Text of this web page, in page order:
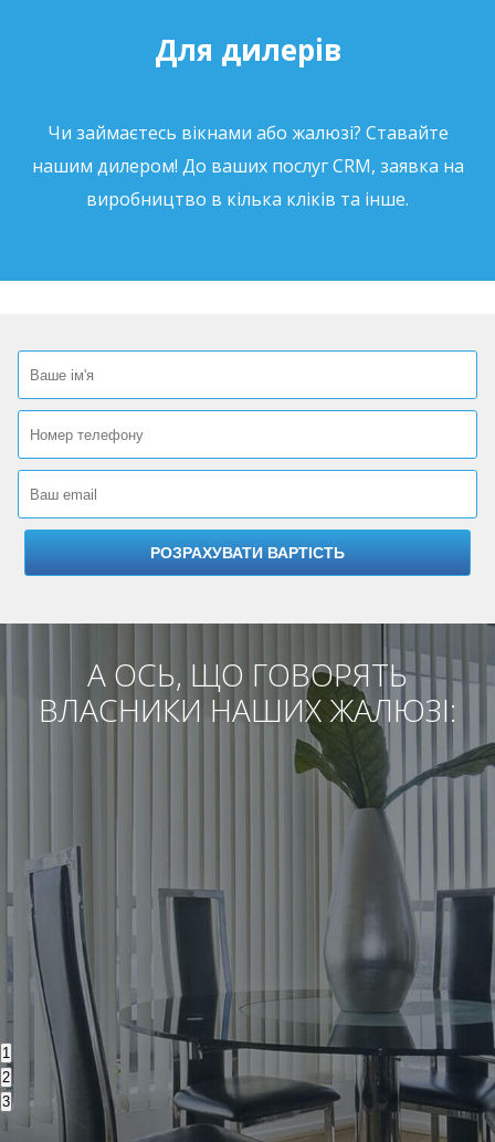
Для дилерів
Чи займаєтесь вікнами або жалюзі? Ставайте
нашим дилером! До ваших послуг CRM, заявка на
виробництво в кілька кліків та інше.
А ОСЬ, ЩО ГОВОРЯТЬ
ВЛАСНИКИ НАШИХ ЖАЛЮЗІ:
1
2
3